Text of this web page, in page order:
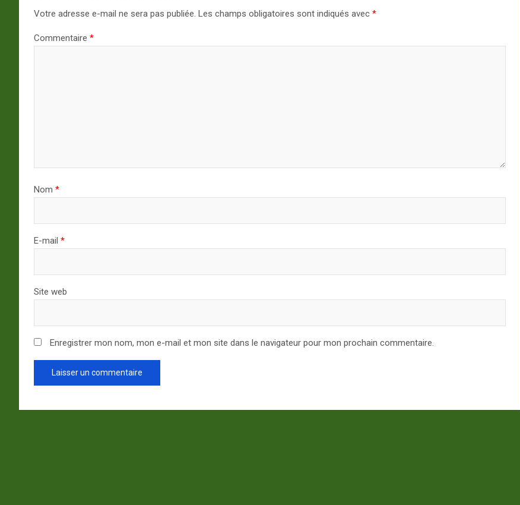
Votre adresse e-mail ne sera pas publiée. Les champs obligatoires sont indiqués avec *
Commentaire *
Nom *
E-mail *
Site web
Enregistrer mon nom, mon e-mail et mon site dans le navigateur pour mon prochain commentaire.